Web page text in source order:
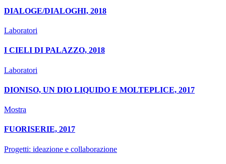
DIALOGE/DIALOGHI, 2018
Laboratori
I CIELI DI PALAZZO, 2018
Laboratori
DIONISO, UN DIO LIQUIDO E MOLTEPLICE, 2017
Mostra
FUORISERIE, 2017
Progetti: ideazione e collaborazione